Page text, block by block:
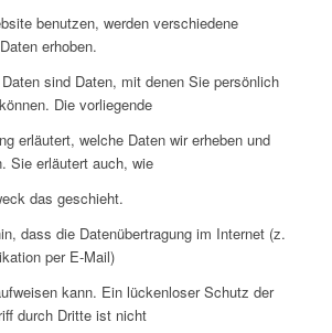
benutzen, werden verschiedene
erhoben.
sind Daten, mit denen Sie persönlich
Die vorliegende
erläutert, welche Daten wir erheben und
Sie erläutert auch, wie
das geschieht.
dass die Datenübertragung im Internet (z.
per E-Mail)
kann. Ein lückenloser Schutz der
durch Dritte ist nicht